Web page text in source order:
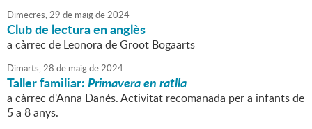
Dimecres,29 de maigde2024
Club de lectura en anglès
a càrrec de Leonora de Groot Bogaarts
Dimarts,28 de maigde2024
Taller familiar:Primavera en ratlla
a càrrec d'Anna Danés. Activitat recomanada per a infants de
5 a 8 anys.